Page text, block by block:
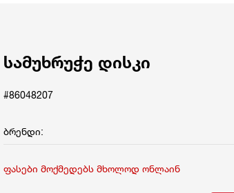
სამუხრუჭე დისკი
#86048207
ბრენდი:
ფასები მოქმედებს მხოლოდ ონლაინ